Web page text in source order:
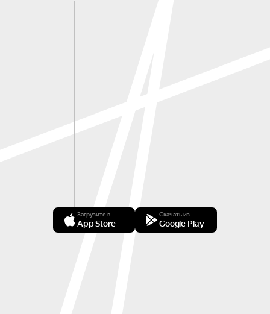
Загрузите в
App Store
Скачать из
Google Play